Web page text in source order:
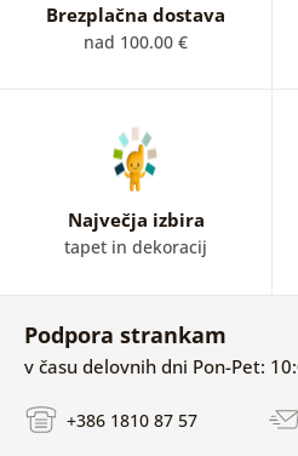
Brezplačna dostava
nad 100.00 €
Največja izbira
tapet in dekoracij
Podpora strankam
v času delovnih dni Pon-Pet:
+386 1810 87 57